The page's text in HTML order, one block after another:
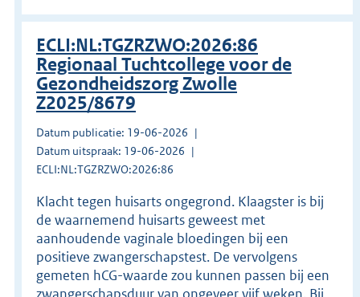
ECLI:NL:TGZRZWO:2026:86
Regionaal Tuchtcollege voor de
Gezondheidszorg Zwolle
Z2025/8679
Datum publicatie: 19-06-2026
Datum uitspraak: 19-06-2026
ECLI:NL:TGZRZWO:2026:86
Klacht tegen huisarts ongegrond. Klaagster is bij
de waarnemend huisarts geweest met
aanhoudende vaginale bloedingen bij een
positieve zwangerschapstest. De vervolgens
gemeten hCG-waarde zou kunnen passen bij een
zwangerschapsduur van ongeveer vijf weken. Bij